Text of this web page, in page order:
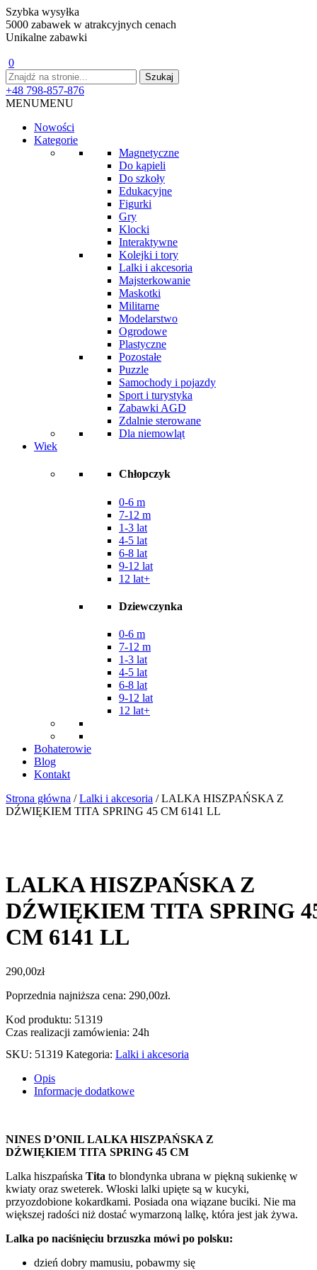
Szybka wysyłka
5000 zabawek w atrakcyjnych cenach
Unikalne zabawki
0
+48 798-857-876
MENUMENU
Nowości
Kategorie
Magnetyczne
Do kąpieli
Do szkoły
Edukacyjne
Figurki
Gry
Klocki
Interaktywne
Kolejki i tory
Lalki i akcesoria
Majsterkowanie
Maskotki
Militarne
Modelarstwo
Ogrodowe
Plastyczne
Pozostałe
Puzzle
Samochody i pojazdy
Sport i turystyka
Zabawki AGD
Zdalnie sterowane
Dla niemowląt
Wiek
Chłopczyk
0-6 m
7-12 m
1-3 lat
4-5 lat
6-8 lat
9-12 lat
12 lat+
Dziewczynka
0-6 m
7-12 m
1-3 lat
4-5 lat
6-8 lat
9-12 lat
12 lat+
Bohaterowie
Blog
Kontakt
Strona główna /Lalki i akcesoria / LALKA HISZPAŃSKA Z
DŹWIĘKIEM TITA SPRING 45 CM 6141 LL
LALKA HISZPAŃSKA Z
DŹWIĘKIEM TITA SPRING
CM 6141 LL
290,00zł
Poprzednia najniższa cena: 290,00zł.
Kod produktu: 51319
Czas realizacji zamówienia: 24h
SKU: 51319 Kategoria: Lalki i akcesoria
Opis
Informacje dodatkowe
NINES D’ONIL LALKA HISZPAŃSKA Z
DŹWIĘKIEM TITA SPRING 45 CM
Lalka hiszpańska Tita to blondynka ubrana w piękną sukienkę w
kwiaty oraz sweterek. Włoski lalki upięte są w kucyki,
przyozdobione kokardkami. Posiada ona wiązane buciki. Nie ma
większej radości niż dostać wymarzoną lalkę, która jest jak żywa.
Lalka po naciśnięciu brzuszka mówi po polsku:
dzień dobry mamusiu, pobawmy się